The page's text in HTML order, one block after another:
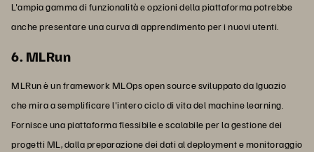
L'ampia gamma di funzionalità e opzioni della piattaforma potrebbe
anche presentare una curva di apprendimento per i nuovi utenti.
6. MLRun
MLRun è un framework MLOps open source sviluppato da Iguazio
che mira a semplificare l'intero ciclo di vita del machine learning.
Fornisce una piattaforma flessibile e scalabile per la gestione dei
progetti ML, dalla preparazione dei dati al deployment e monitoraggio